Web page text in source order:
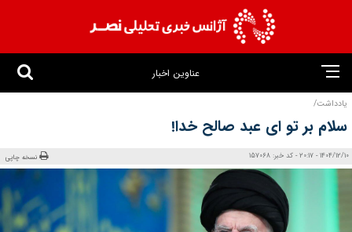
عناوین اخبار
یادداشت/
سلام بر تو ای عبد صالح خدا!
1404/12/10 - 20:17 - کد خبر: 157068 نسخه چاپی